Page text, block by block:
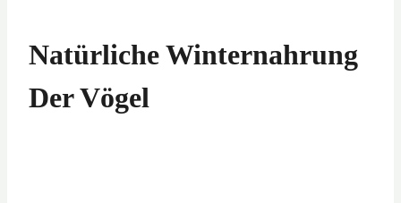
Natürliche Winternahrung
Der Vögel